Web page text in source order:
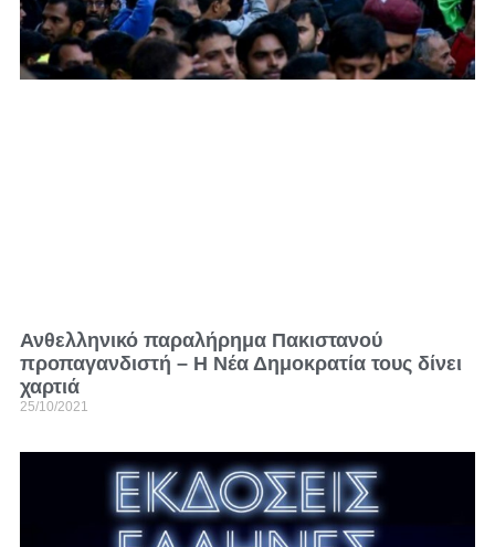
Ανθελληνικό παραλήρημα Πακιστανού
προπαγανδιστή – Η Νέα Δημοκρατία τους δίνει
χαρτιά
25/10/2021